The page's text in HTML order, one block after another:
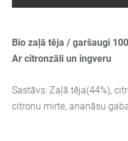
Bio zaļā tēja / garšaugi
Ar citronzāli un ingveru
Sastāvs: Zaļā tēja(44%),
citronu mirte, ananāsu